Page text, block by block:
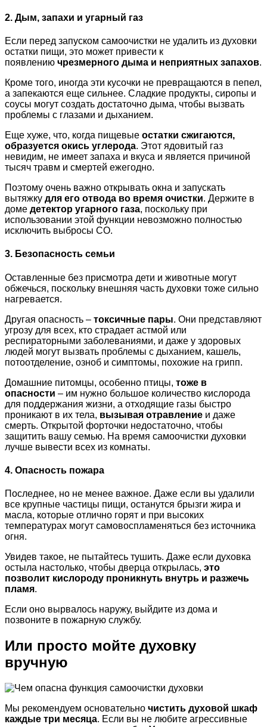
2. Дым, запахи и угарный газ
Если перед запуском самоочистки не удалить из духовки
остатки пищи, это может привести к
появлению чрезмерного дыма и неприятных запахов.
Кроме того, иногда эти кусочки не превращаются в пепел,
а запекаются еще сильнее. Сладкие продукты, сиропы и
соусы могут создать достаточно дыма, чтобы вызвать
проблемы с глазами и дыханием.
Еще хуже, что, когда пищевые остатки сжигаются,
образуется окись углерода. Этот ядовитый газ
невидим, не имеет запаха и вкуса и является причиной
тысяч травм и смертей ежегодно.
Поэтому очень важно открывать окна и запускать
вытяжку для его отвода во время очистки. Держите в
доме детектор угарного газа, поскольку при
использовании этой функции невозможно полностью
исключить выбросы CO.
3. Безопасность семьи
Оставленные без присмотра дети и животные могут
обжечься, поскольку внешняя часть духовки тоже сильно
нагревается.
Другая опасность – токсичные пары. Они представляют
угрозу для всех, кто страдает астмой или
респираторными заболеваниями, и даже у здоровых
людей могут вызвать проблемы с дыханием, кашель,
потоотделение, озноб и симптомы, похожие на грипп.
Домашние питомцы, особенно птицы, тоже в
опасности – им нужно большое количество кислорода
для поддержания жизни, а отходящие газы быстро
проникают в их тела, вызывая отравление и даже
смерть. Открытой форточки недостаточно, чтобы
защитить вашу семью. На время самоочистки духовки
лучше вывести всех из комнаты.
4. Опасность пожара
Последнее, но не менее важное. Даже если вы удалили
все крупные частицы пищи, останутся брызги жира и
масла, которые отлично горят и при высоких
температурах могут самовоспламеняться без источника
огня.
Увидев такое, не пытайтесь тушить. Даже если духовка
остыла настолько, чтобы дверца открылась, это
позволит кислороду проникнуть внутрь и разжечь
пламя.
Если оно вырвалось наружу, выйдите из дома и
позвоните в пожарную службу.
Или просто мойте духовку
вручную
Мы рекомендуем основательно чистить духовой шкаф
каждые три месяца. Если вы не любите агрессивные